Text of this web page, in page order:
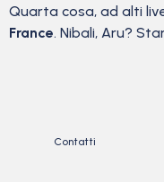
Quarta cosa, ad alti
France. Nibali, Aru?
Contatti